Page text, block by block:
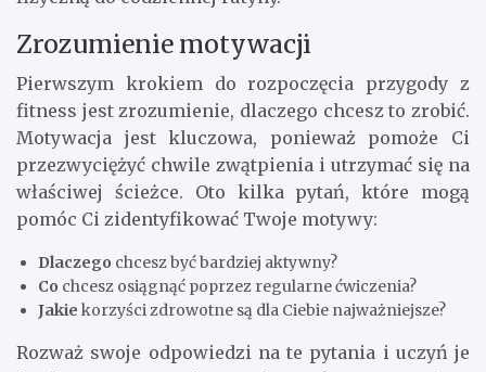
Zrozumienie motywacji
Pierwszym krokiem do rozpoczęcia przygody z
fitness jest zrozumienie, dlaczego chcesz to zrobić.
Motywacja jest kluczowa, ponieważ pomoże Ci
przezwyciężyć chwile zwątpienia i utrzymać się na
właściwej ścieżce. Oto kilka pytań, które mogą
pomóc Ci zidentyfikować Twoje motywy:
Dlaczego chcesz być bardziej aktywny?
Co chcesz osiągnąć poprzez regularne ćwiczenia?
Jakie korzyści zdrowotne są dla Ciebie najważniejsze?
Rozważ swoje odpowiedzi na te pytania i uczyń je